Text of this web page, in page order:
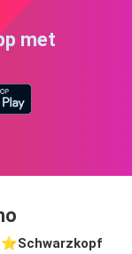
met
⭐️Schwarzkopf